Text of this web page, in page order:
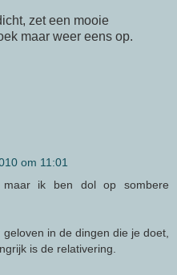
zet een mooie
maar weer eens op.
om 11:01
ik ben dol op sombere
in de dingen die je doet,
is de relativering.